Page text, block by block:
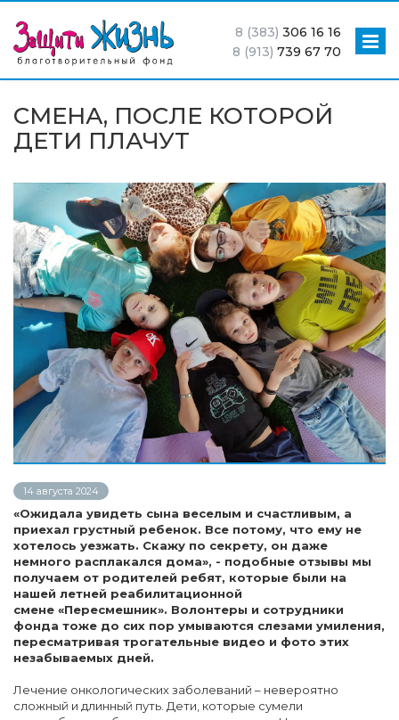
8 (383) 306 16 16
8 (913) 739 67 70
СМЕНА, ПОСЛЕ КОТОРОЙ
ДЕТИ ПЛАЧУТ
14 августа 2024
«Ожидала увидеть сына веселым и счастливым, а
приехал грустный ребенок. Все потому, что ему не
хотелось уезжать. Скажу по секрету, он даже
немного расплакался дома», - подобные отзывы мы
получаем от родителей ребят, которые были на
нашей летней реабилитационной
смене «Пересмешник». Волонтеры и сотрудники
фонда тоже до сих пор умываются слезами умиления,
пересматривая трогательные видео и фото этих
незабываемых дней.
Лечение онкологических заболеваний – невероятно
сложный и длинный путь. Дети, которые сумели